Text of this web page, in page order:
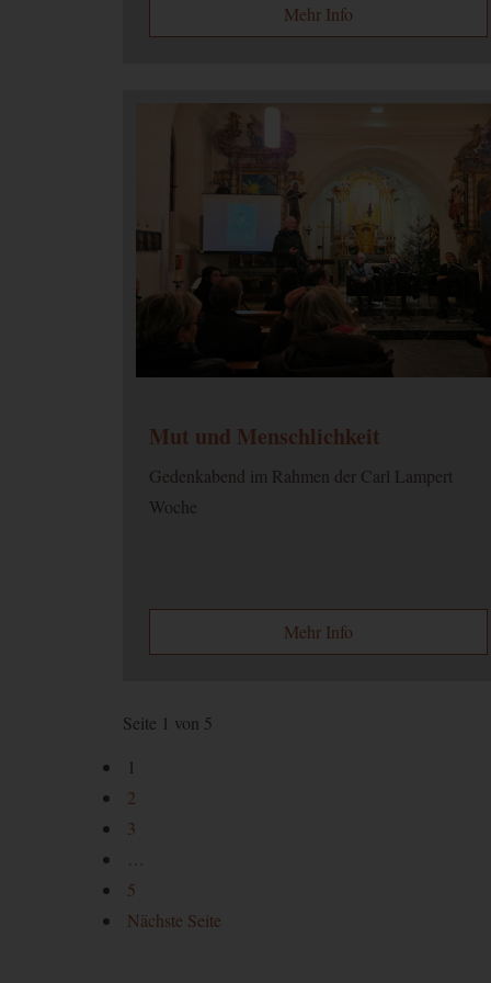
Mehr Info
Mut und Menschlichkeit
Gedenkabend im Rahmen der Carl Lampert
Woche
Mehr Info
Seite 1 von 5
1
2
3
5
Nächste Seite
MARKETING (OPTIONAL)
_ga Wird verwendet, um
_gid
Wird verwendet, um
container-
id--
Speichert den aktuellen
_gac_--
id--
Enthält Informationen zu
Ads Konto verknüpft
nicht deaktivieren.